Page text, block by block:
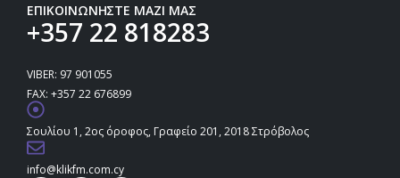
ΕΠΙΚΟΙΝΩΝΗΣΤΕ ΜΑΖΙ ΜΑΣ
+357 22 818283
VIBER: 97 901055
FAX: +357 22 676899
Σουλίου 1, 2ος όροφος, Γραφείο 201, 2018 Στρόβολος
info@klikfm.com.cy